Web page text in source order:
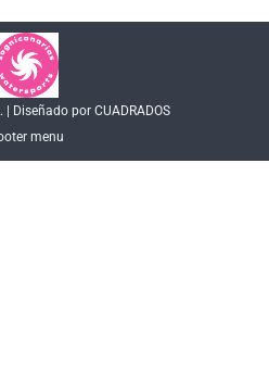
Diseñado por CUADRADOS
menu